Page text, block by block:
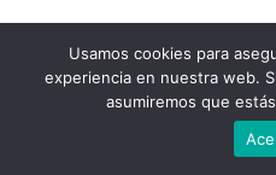
Usamos cookies para
experiencia en nuestra web.
asumiremos que